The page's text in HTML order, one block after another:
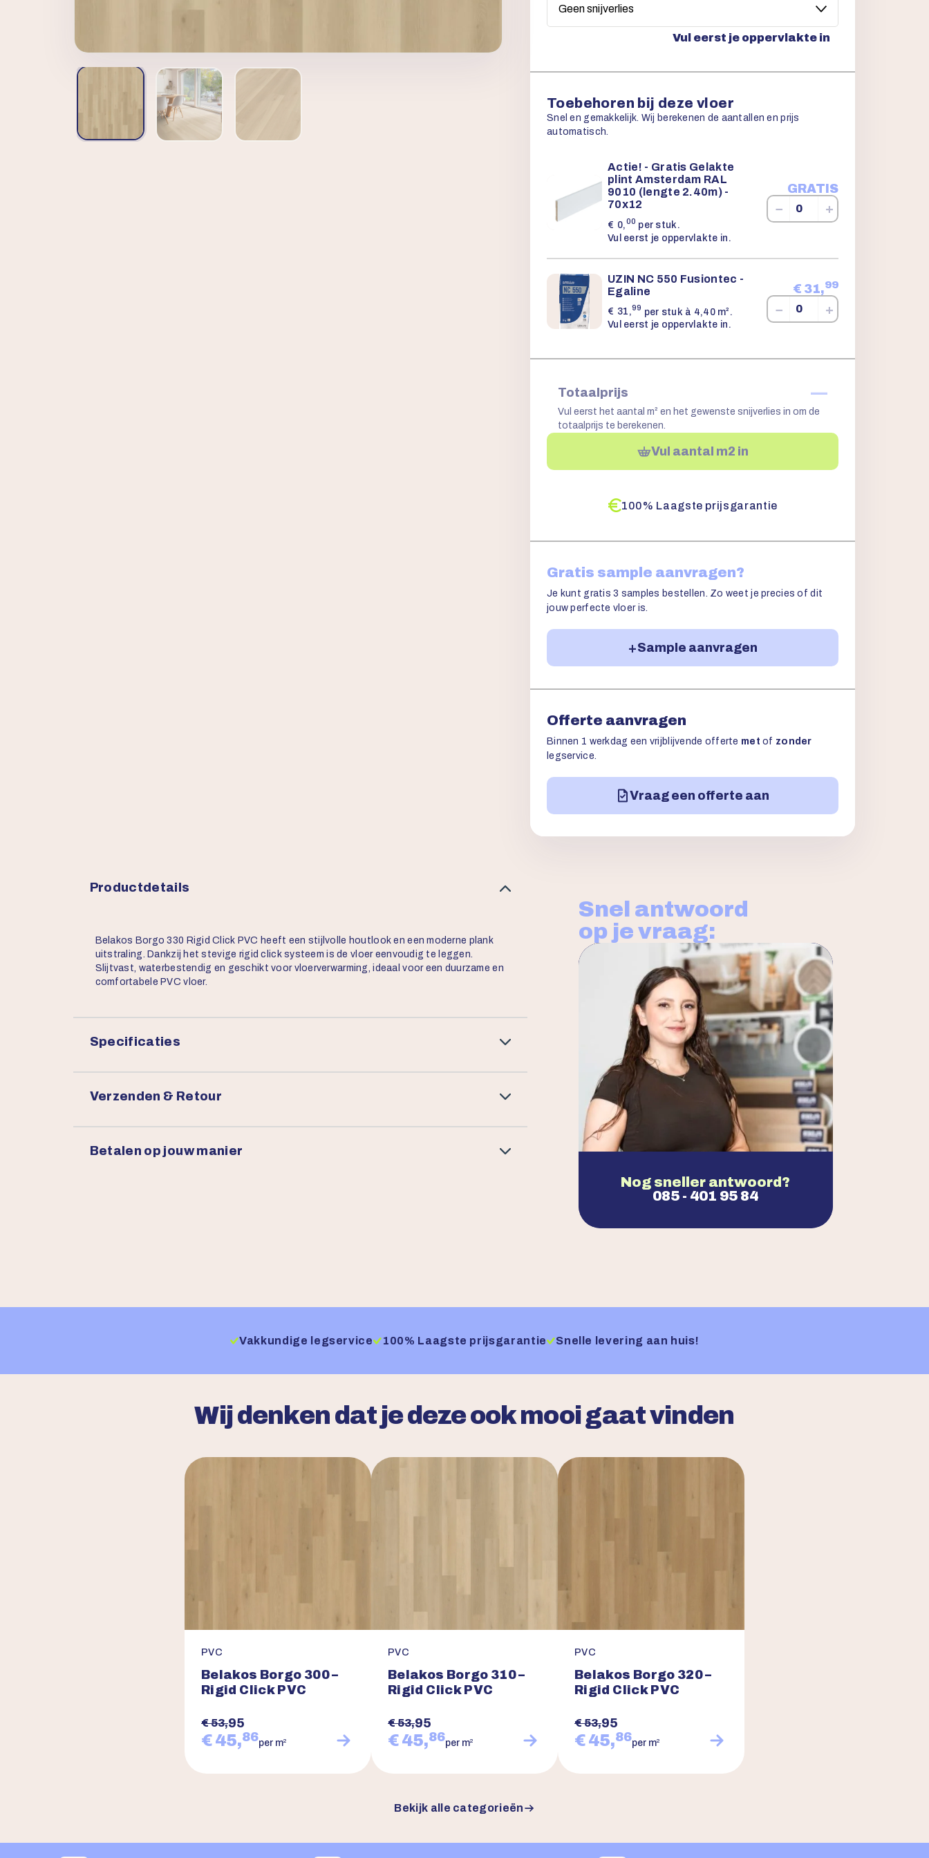
Vul eerst je oppervlakte in
Toebehoren bij deze vloer
Snel en gemakkelijk. Wij berekenen de aantallen en prijs
automatisch.
Actie! - Gratis Gelakte
plint Amsterdam RAL
9010 (lengte 2.40m) -
70x12
€ 0,00 per stuk.
Vul eerst je oppervlakte in.
GRATIS
− +
UZIN NC 550 Fusiontec -
Egaline
€ 31,99 per stuk à 4,40 m².
Vul eerst je oppervlakte in.
€ 31,99
− +
Totaalprijs —
Vul eerst het aantal m² en het gewenste snijverlies in om de
totaalprijs te berekenen.
Vul aantal m2 in
100% Laagste prijsgarantie
Gratis sample aanvragen?
Je kunt gratis 3 samples bestellen. Zo weet je precies of dit
jouw perfecte vloer is.
Sample aanvragen
Offerte aanvragen
Binnen 1 werkdag een vrijblijvende offerte met of zonder
legservice.
Vraag een offerte aan
Productdetails
Belakos Borgo 330 Rigid Click PVC heeft een stijlvolle houtlook en een moderne plank
uitstraling. Dankzij het stevige rigid click systeem is de vloer eenvoudig te leggen.
Slijtvast, waterbestendig en geschikt voor vloerverwarming, ideaal voor een duurzame en
comfortabele PVC vloer.
Specificaties
Verzenden & Retour
Betalen op jouw manier
Snel antwoord
op je vraag:
Nog sneller antwoord?
085 - 401 95 84
Vakkundige legservice 100% Laagste prijsgarantie Snelle levering aan huis!
Wij denken dat je deze ook mooi gaat vinden
PVC
Belakos Borgo 300 –
Rigid Click PVC
€ 53,95
€ 45,86per m2
PVC
Belakos Borgo 310 –
Rigid Click PVC
€ 53,95
€ 45,86per m2
PVC
Belakos Borgo 320 –
Rigid Click PVC
€ 53,95
€ 45,86per m2
Bekijk alle categorieën